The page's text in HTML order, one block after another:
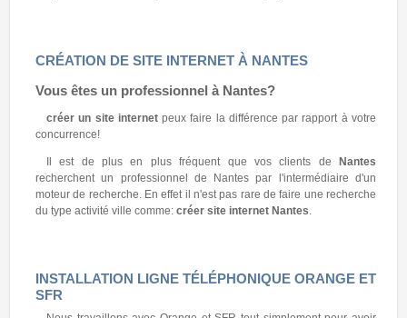
CRÉATION DE SITE INTERNET À NANTES
Vous êtes un professionnel à Nantes?
créer un site internetpeux faire la différence par rapport à votre
concurrence!
Il est de plus en plus fréquent que vos clients de
Nantes
recherchent un professionnel de Nantes par l'intermédiaire d'un
moteur de recherche. En effet il n'est pas rare de faire une recherche
du type activité ville comme: créer site internet Nantes.
INSTALLATION LIGNE TÉLÉPHONIQUE ORANGE ET
SFR